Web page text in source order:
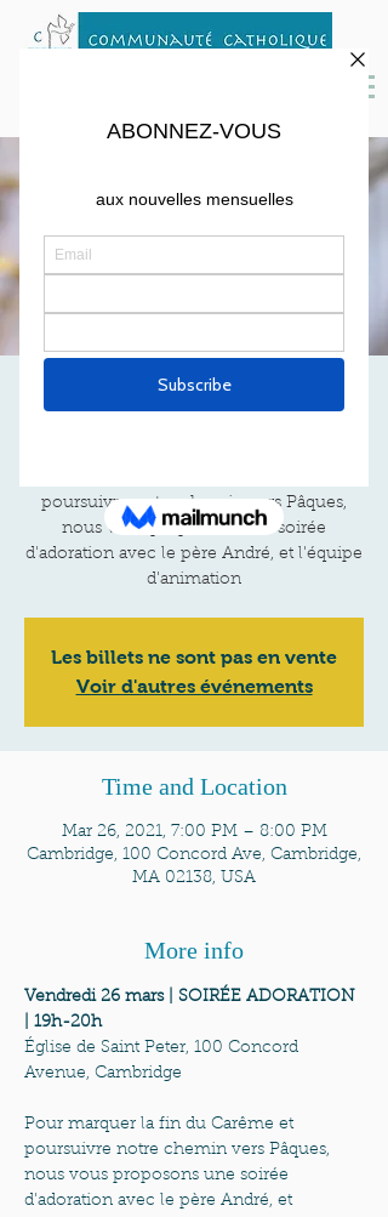
SOIRÉE ADORATION
poursuivre notre chemin vers Pâques,
nous vous proposons une soirée
d'adoration avec le père André, et l'équipe
d'animation
Les billets ne sont pas en vente
Voir d'autres événements
Time and Location
Mar 26, 2021, 7:00 PM – 8:00 PM
Cambridge, 100 Concord Ave, Cambridge,
MA 02138, USA
More info
Vendredi 26 mars | SOIRÉE ADORATION
| 19h-20h
Église de Saint Peter, 100 Concord
Avenue, Cambridge
Pour marquer la fin du Carême et
poursuivre notre chemin vers Pâques,
nous vous proposons une soirée
d'adoration avec le père André, et